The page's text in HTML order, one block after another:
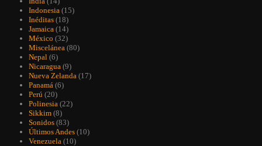
Indonesia (15)
Inéditas (18)
Jamaica (14)
México (32)
Miscelánea (80)
Nepal (6)
Nicaragua (9)
Nueva Zelanda (17)
Panamá (6)
Perú (20)
Polinesia (22)
Sikkim (8)
Sonidos (83)
Últimos Andes (10)
Venezuela (10)